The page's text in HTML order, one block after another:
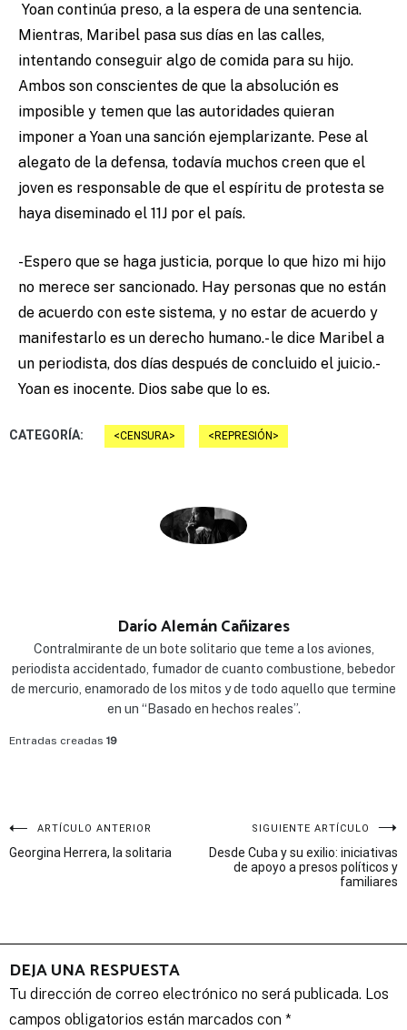
Yoan continúa preso, a la espera de una sentencia.
Mientras, Maribel pasa sus días en las calles,
intentando conseguir algo de comida para su hijo.
Ambos son conscientes de que la absolución es
imposible y temen que las autoridades quieran
imponer a Yoan una sanción ejemplarizante. Pese al
alegato de la defensa, todavía muchos creen que el
joven es responsable de que el espíritu de protesta se
haya diseminado el 11J por el país.
-Espero que se haga justicia, porque lo que hizo mi hijo
no merece ser sancionado. Hay personas que no están
de acuerdo con este sistema, y no estar de acuerdo y
manifestarlo es un derecho humano.- le dice Maribel a
un periodista, dos días después de concluido el juicio.-
Yoan es inocente. Dios sabe que lo es.
CATEGORÍA: CENSURA REPRESIÓN
Darío Alemán Cañizares
Contralmirante de un bote solitario que teme a los aviones,
periodista accidentado, fumador de cuanto combustione, bebedor
de mercurio, enamorado de los mitos y de todo aquello que termine
en un “Basado en hechos reales”.
Entradas creadas 19
Navegación
de
ARTÍCULO ANTERIOR
Georgina Herrera, la solitaria
SIGUIENTE ARTÍCULO
Desde Cuba y su exilio: iniciativas
de apoyo a presos políticos y
familiares
DEJA UNA RESPUESTA
Tu dirección de correo electrónico no será publicada. Los
campos obligatorios están marcados con *